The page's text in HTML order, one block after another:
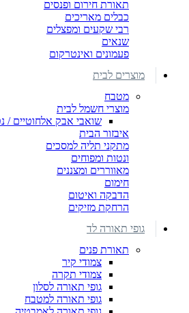
תאורת חירום ופנסים
כבלים מאריכים
רבי שקעים ומפצלים
שנאים
פעמונים ואינטרקום
מוצרים לבית
מטבח
מוצרי חשמל לבית
שואבי אבק אלחוטיים /
איבזור הבית
מתקני תליה למסכים
ונטות ומפוחים
מאווררים ומצננים
חימום
הדבקה ואיטום
הרחקת מזיקים
גופי תאורה לד
תאורת פנים
צמודי קיר
צמודי תקרה
גופי תאורה לסלון
גופי תאורה למטבח